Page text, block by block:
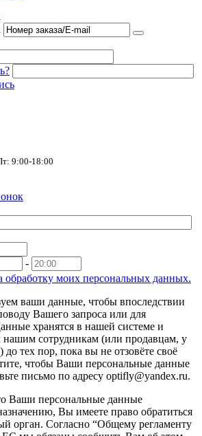
9:00-18:00
-
обработку моих персональных данных.
ваши данные, чтобы впоследствии
Вашего запроса или для
хранятся в нашей системе и
сотрудникам (или продавцам, у
до тех пор, пока вы не отзовёте своё
чтобы Ваши персональные данные
письмо по адресу optifly@yandex.ru.
Ваши персональные данные
Вы имеете право обратиться
орган. Согласно “Общему регламенту